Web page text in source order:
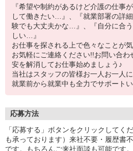
『希望や制約があるけど介護の仕事
して働きたい…』、『就業部署の詳
験でも大丈夫かな…』、『自分に合
しい…』
お仕事を探される上で色々なことが
お気軽にご連絡ください!!お問い合
安を解消してお仕事始めましょう♪
当社はスタッフの皆様お一人お一人
就業前から就業中も全力でサポート
応募方法
「応募する」ボタンをクリックしてく
も承っております）来社不要・履歴書
です。もちろんご来社面談も可能です